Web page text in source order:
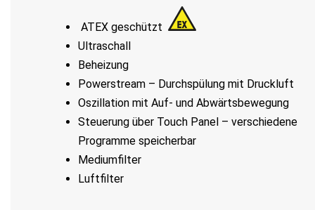
ATEX geschützt
Ultraschall
Beheizung
Powerstream – Durchspülung mit Druckluft
Oszillation mit Auf- und Abwärtsbewegung
Steuerung über Touch Panel – verschiedene
Programme speicherbar
Mediumfilter
Luftfilter